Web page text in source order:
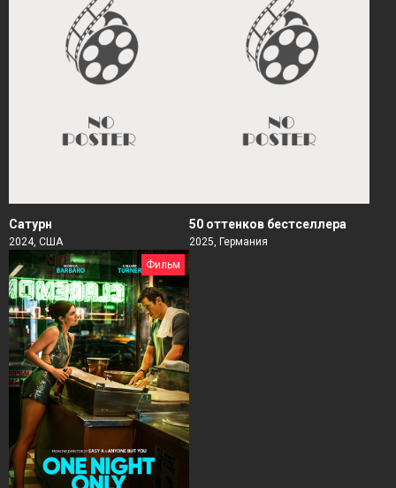
Сатурн
2024, США
50 оттенков бестселлера
2025, Германия
Фильм